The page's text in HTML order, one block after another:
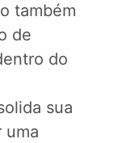
também
de
do
sua
uma